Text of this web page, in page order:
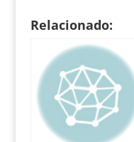
1.- Rincón alto, nº 14,
kilos. Silencio. 2.-
Fundamiso, nº 35,
negro mulato bragao,
356 kilos. Silencio. 3.-
Arrinconado, nº 26,
negro, 401 kilos.
Aplausos. 4.-…
Relacionado: